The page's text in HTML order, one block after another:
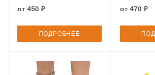
от 450 ₽
ПОДРОБНЕЕ
от 470 ₽